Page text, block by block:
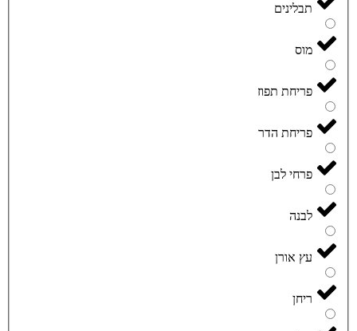
תבלינים
מוס
פריחת תפוז
פריחת הדר
פרחי לבן
לבנה
עץ אורן
ריחן